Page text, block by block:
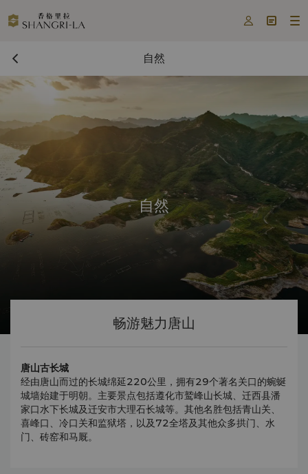
  
自然
自然
畅游魅力唐山
唐山古长城
经由唐山而过的长城绵延220公里，拥有29个著名关口的蜿蜒
城墙始建于明朝。主要景点包括遵化市鹫峰山长城、迁西县潘
家口水下长城及迁安市大理石长城等。其他名胜包括青山关、
喜峰口、冷口关和监狱塔，以及72全塔及其他众多拱门、水
门、砖窑和马厩。